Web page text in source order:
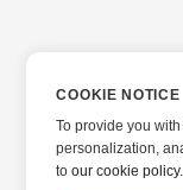
COOKIE NOTICE
To provide you
personalization,
toour cookie policy.